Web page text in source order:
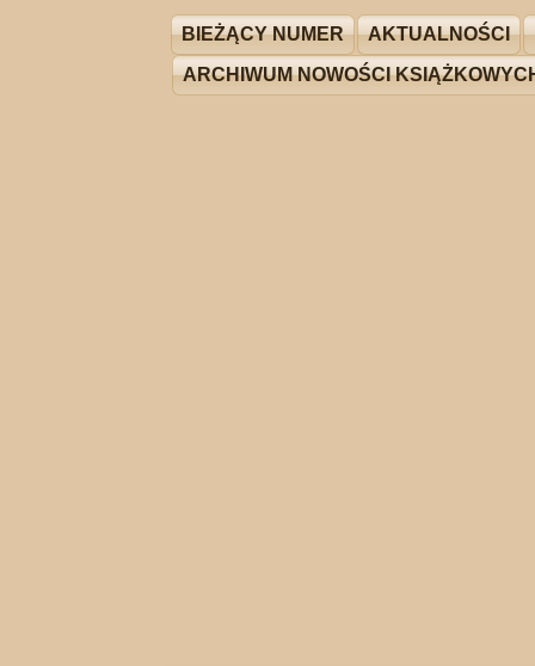
BIEŻĄCY NUMER AKTUALNOŚCI
ARCHIWUM NOWOŚCI